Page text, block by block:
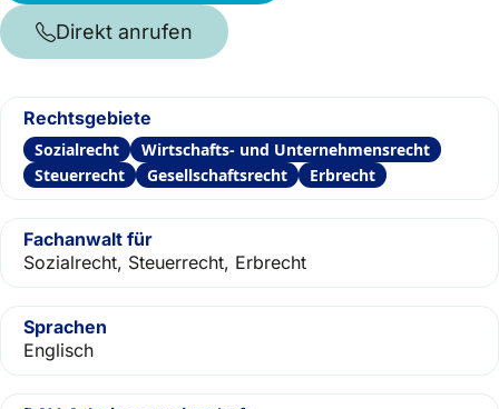
Direkt anrufen
Rechtsgebiete
Sozialrecht
Wirtschafts- und Unternehmensrecht
Steuerrecht
Gesellschaftsrecht Erbrecht
Fachanwalt für
Sozialrecht, Steuerrecht, Erbrecht
Sprachen
Englisch